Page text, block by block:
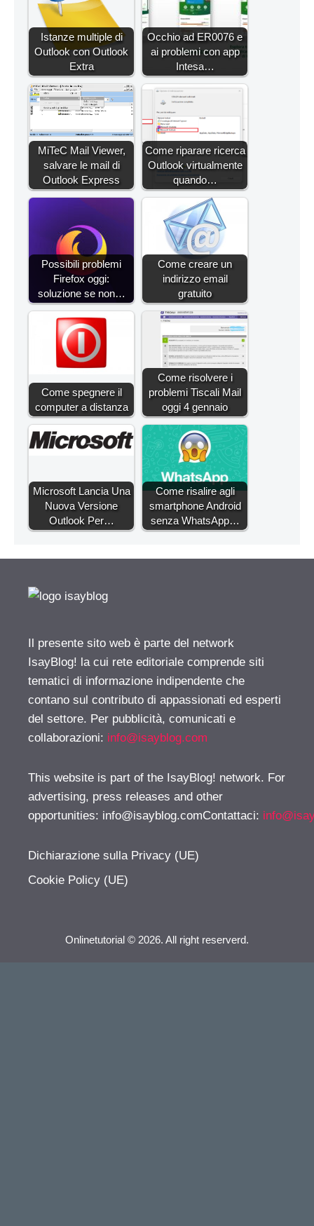
Istanze multiple di
Outlook con Outlook
Extra
Occhio ad ER0076 e
ai problemi con app
Intesa…
MiTeC Mail Viewer,
salvare le mail di
Outlook Express
Come riparare ricerca
Outlook virtualmente
quando…
Possibili problemi
Firefox oggi:
soluzione se non…
Come creare un
indirizzo email
gratuito
Come spegnere il
computer a distanza
Come risolvere i
problemi Tiscali Mail
oggi 4 gennaio
Microsoft Lancia Una
Nuova Versione
Outlook Per…
Come risalire agli
smartphone Android
senza WhatsApp…
Il presente sito web è parte del network
IsayBlog! la cui rete editoriale comprende siti
tematici di informazione indipendente che
contano sul contributo di appassionati ed esperti
del settore. Per pubblicità, comunicati e
collaborazioni: info@isayblog.com
This website is part of the IsayBlog! network. For
advertising, press releases and other
opportunities: info@isayblog.comContattaci:
Dichiarazione sulla Privacy (UE)
Cookie Policy (UE)
Onlinetutorial © 2026. All right reserverd.